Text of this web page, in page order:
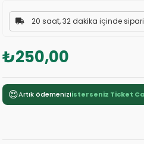
20 saat, 32 dakika içinde
₺250,00
😍Artık ödemeniziisterseniz Ticket